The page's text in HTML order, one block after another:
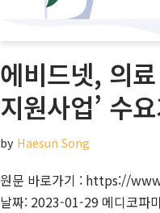
에비드넷, 의
지원사업’ 수
by Haesun Song
원문 바로가기 : https://
날짜: 2023-01-29 메디코파